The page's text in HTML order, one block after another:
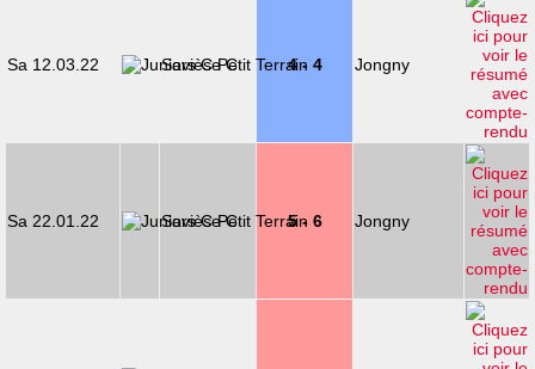
Sa 12.03.22 Savièse C 4 - 4 Jongny
Sa 22.01.22 Savièse C 5 - 6 Jongny